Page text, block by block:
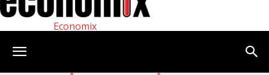
Economix